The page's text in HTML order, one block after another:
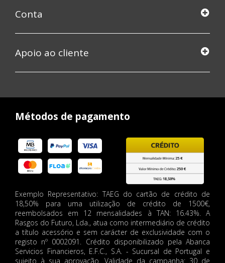
Conta
Apoio ao cliente
Métodos de pagamento
Exemplo Representativo: TAEG do cartão de crédito de
18,50% para uma utilização de crédito de 1500€,
reembolsados em 12 mensalidades à TAN: 16.43%. A
Rasgos do Futuro, Lda., atua como intermediário de crédito
a título acessório e sem carácter de exclusividade com o
registo nº 0002091. Crédito disponibilizado pela Abanca
Servicios Financieros, E.F.C., S.A. - Sucursal de Portugal e
sujeito à sua aprovação. Validade da campanha: 30 de